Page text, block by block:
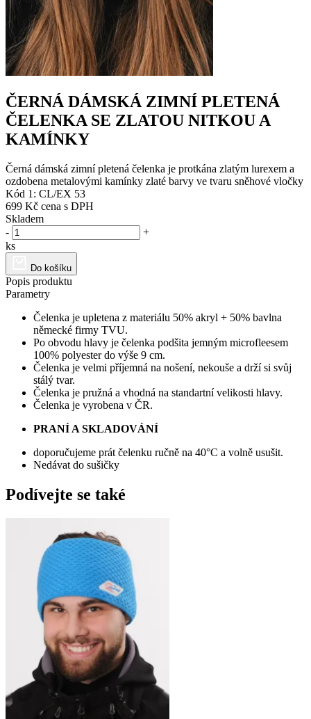
ČERNÁ DÁMSKÁ ZIMNÍ PLETENÁ
ČELENKA SE ZLATOU NITKOU A
KAMÍNKY
Černá dámská zimní pletená čelenka je protkána zlatým lurexem a
ozdobena metalovými kamínky zlaté barvy ve tvaru sněhové vločky
Kód 1: CL/EX 53
699 Kč cena s DPH
Skladem
-
+
ks
Do košíku
Popis produktu
Parametry
Čelenka je upletena z materiálu 50% akryl + 50% bavlna
německé firmy TVU.
Po obvodu hlavy je čelenka podšita jemným microfleesem
100% polyester do výše 9 cm.
Čelenka je velmi příjemná na nošení, nekouše a drží si svůj
stálý tvar.
Čelenka je pružná a vhodná na standartní velikosti hlavy.
Čelenka je vyrobena v ČR.
PRANÍ A SKLADOVÁNÍ
doporučujeme prát čelenku ručně na 40°C a volně usušit.
Nedávat do sušičky
Podívejte se také